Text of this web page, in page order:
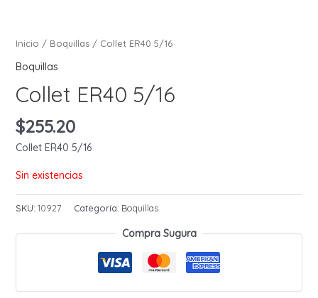
Inicio / Boquillas/ Collet ER40 5/16
Boquillas
Collet ER40 5/16
$255.20
Collet ER40 5/16
Sin existencias
SKU: 10927 Categoría: Boquillas
Compra Sugura